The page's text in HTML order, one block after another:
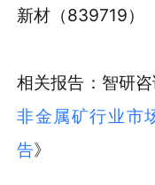
新材（839719）
相关报告：智研
非金属矿行业市
告》